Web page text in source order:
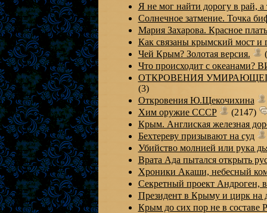
Я не мог найти дорогу в рай,
Солнечное затмение. Точка
Мария Захарова. Красное
Как связаны крымский мост и
Чей Крым? Золотая версия.
Что происходит с океанами?
ОТКРОВЕНИЯ
(3)
Откровения Ю.Щекочихина
Хим оружие СССР
(2147)
Крым. Англиская железная
Бехтереву призывают на суд
Убийство молнией или рука
Врата Ада пытался открыть
Хроники Акаши, небесный
Секретный проект Андроген,
Президент в Крыму и цирк
Крым до сих пор не в составе